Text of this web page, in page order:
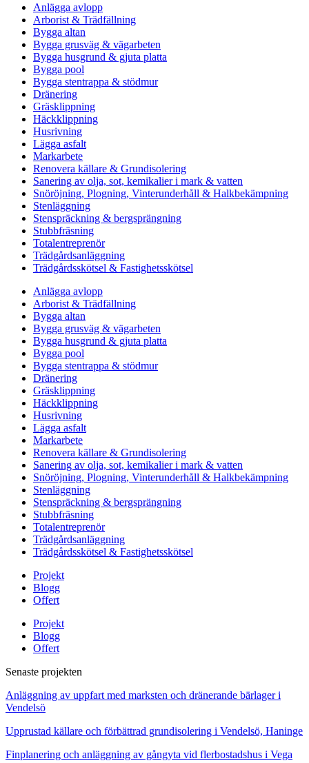
Anlägga avlopp
Arborist & Trädfällning
Bygga altan
Bygga grusväg & vägarbeten
Bygga husgrund & gjuta platta
Bygga pool
Bygga stentrappa & stödmur
Dränering
Gräsklippning
Häckklippning
Husrivning
Lägga asfalt
Markarbete
Renovera källare & Grundisolering
Sanering av olja, sot, kemikalier i mark & vatten
Snöröjning, Plogning, Vinterunderhåll & Halkbekämpning
Stenläggning
Stenspräckning & bergsprängning
Stubbfräsning
Totalentreprenör
Trädgårdsanläggning
Trädgårdsskötsel & Fastighetsskötsel
Anlägga avlopp
Arborist & Trädfällning
Bygga altan
Bygga grusväg & vägarbeten
Bygga husgrund & gjuta platta
Bygga pool
Bygga stentrappa & stödmur
Dränering
Gräsklippning
Häckklippning
Husrivning
Lägga asfalt
Markarbete
Renovera källare & Grundisolering
Sanering av olja, sot, kemikalier i mark & vatten
Snöröjning, Plogning, Vinterunderhåll & Halkbekämpning
Stenläggning
Stenspräckning & bergsprängning
Stubbfräsning
Totalentreprenör
Trädgårdsanläggning
Trädgårdsskötsel & Fastighetsskötsel
Projekt
Blogg
Offert
Projekt
Blogg
Offert
Senaste projekten
Anläggning av uppfart med marksten och dränerande bärlager i
Vendelsö
Upprustad källare och förbättrad grundisolering i Vendelsö, Haninge
Finplanering och anläggning av gångyta vid flerbostadshus i Vega